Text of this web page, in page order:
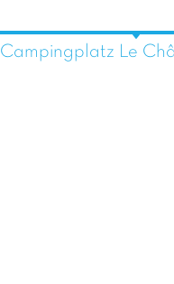
Campingplatz Le